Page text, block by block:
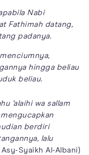
Nabi
Fathimah datang,
padanya.
hingga beliau
beliau.
‘alaihi wa sallam
berdiri
lalu
Syaikh Al-Albani)